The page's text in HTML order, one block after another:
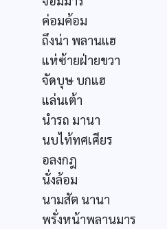
ค่อมค้อม
ถึงน่า พลานแฮ
แห่ซ้ายฝ่ายขวา
จัดบุษ บกแฮ
แล่นเต้า
นำรถ มานา
นบไท้ทศเศียร
อลงกฎ
นั่งล้อม
นามสัต นานา
พรั่งหน้าพลานมาร